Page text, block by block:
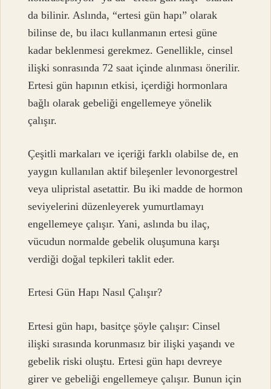
da bilinir. Aslında, “ertesi gün hapı” olarak
bilinse de, bu ilacı kullanmanın ertesi güne
kadar beklenmesi gerekmez. Genellikle, cinsel
ilişki sonrasında 72 saat içinde alınması önerilir.
Ertesi gün hapının etkisi, içerdiği hormonlara
bağlı olarak gebeliği engellemeye yönelik
çalışır.
Çeşitli markaları ve içeriği farklı olabilse de, en
yaygın kullanılan aktif bileşenler levonorgestrel
veya ulipristal asetattir. Bu iki madde de hormon
seviyelerini düzenleyerek yumurtlamayı
engellemeye çalışır. Yani, aslında bu ilaç,
vücudun normalde gebelik oluşumuna karşı
verdiği doğal tepkileri taklit eder.
Ertesi Gün Hapı Nasıl Çalışır?
Ertesi gün hapı, basitçe şöyle çalışır: Cinsel
ilişki sırasında korunmasız bir ilişki yaşandı ve
gebelik riski oluştu. Ertesi gün hapı devreye
girer ve gebeliği engellemeye çalışır. Bunun için